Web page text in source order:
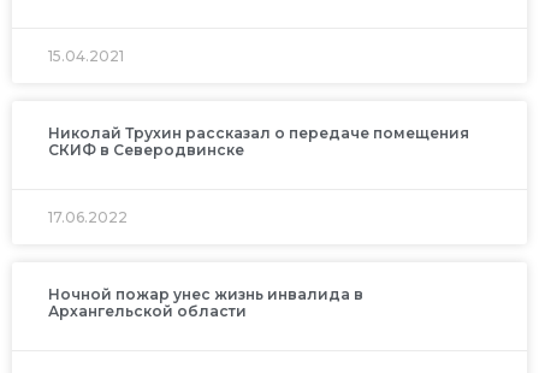
15.04.2021
Николай Трухин рассказал о передаче помещения
СКИФ в Северодвинске
17.06.2022
Ночной пожар унес жизнь инвалида в
Архангельской области